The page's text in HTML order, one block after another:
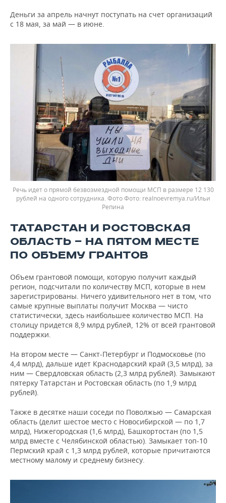
Деньги за апрель начнут поступать на счет организаций
с 18 мая, за май — в июне.
Речь идет о прямой безвозмездной помощи МСП в размере 12 130
рублей на одного сотрудника. Фото
realnoevremya.ru/Ильи
Репина
ТАТАРСТАН И РОСТОВСКАЯ
ОБЛАСТЬ — НА ПЯТОМ МЕСТЕ
ПО ОБЪЕМУ ГРАНТОВ
Объем грантовой помощи, которую получит каждый
регион, подсчитали по количеству МСП, которые в нем
зарегистрированы. Ничего удивительного нет в том, что
самые крупные выплаты получит Москва — чисто
статистически, здесь наибольшее количество МСП. На
столицу придется 8,9 млрд рублей, 12% от всей грантовой
поддержки.
На втором месте — Санкт-Петербург и Подмосковье (по
4,4 млрд), дальше идет Краснодарский край (3,5 млрд), за
ним — Свердловская область (2,3 млрд рублей). Замыкают
пятерку Татарстан и Ростовская область (по 1,9 млрд
рублей).
Также в десятке наши соседи по Поволжью — Самарская
область (делит шестое место с Новосибирской — по 1,7
млрд), Нижегородская (1,6 млрд), Башкортостан (по 1,5
млрд вместе с Челябинской областью). Замыкает топ-10
Пермский край с 1,3 млрд рублей, которые причитаются
местному малому и среднему бизнесу.